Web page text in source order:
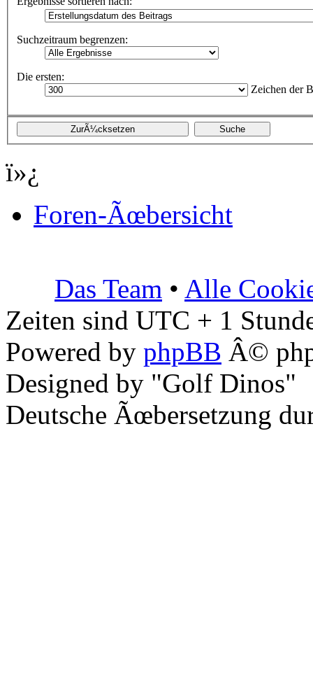
Suchzeitraum begrenzen:
Die ersten:
Zeichen der
ï»¿
Foren-Ãœbersicht
Das Team • Alle
Zeiten sind UTC + 1
Powered by phpBB Â©
Designed by "Golf Dinos"
Deutsche Ãœbersetzung